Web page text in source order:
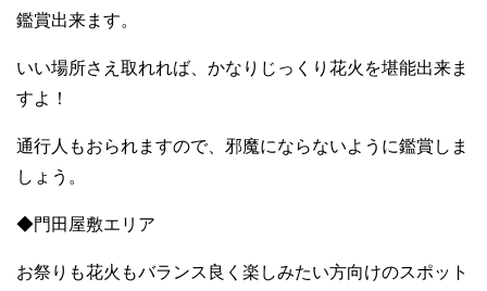
鑑賞出来ます。
いい場所さえ取れれば、かなりじっくり花火を堪能出来ま
すよ！
通行人もおられますので、邪魔にならないように鑑賞しま
しょう。
◆門田屋敷エリア
お祭りも花火もバランス良く楽しみたい方向けのスポット